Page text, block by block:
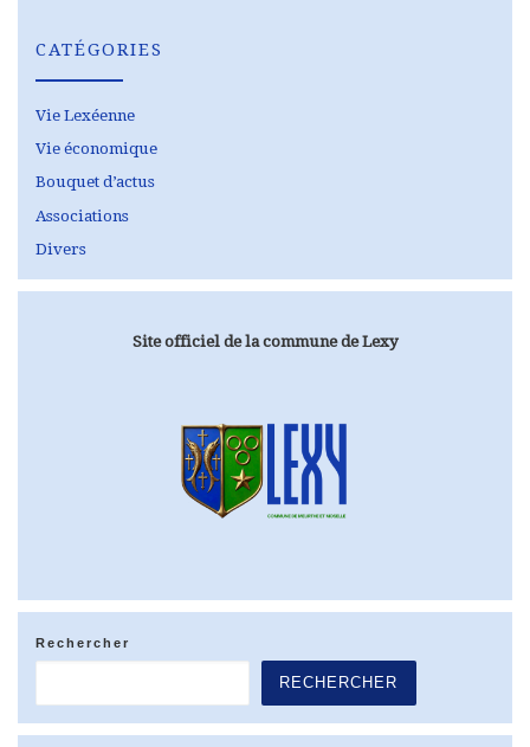
CATÉGORIES
Vie Lexéenne
Vie économique
Bouquet d’actus
Associations
Divers
Site officiel de la commune de Lexy
Rechercher
RECHERCHER